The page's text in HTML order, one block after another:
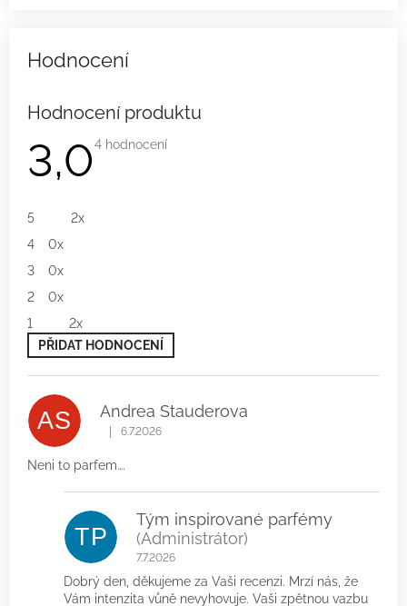
Hodnocení produktu
3,0Průměrné
4 hodnocení
5
2x
4
0x
3
0x
2
0x
1
2x
PŘIDAT HODNOCENÍ
p
i
s
o
AS Andrea Stauderova
Hodnocení produktu je 1 z 5 hvězdiček.
6.7.2026
Neni to parfem….
TP
Tým inspirované parfémy
(Administrátor)
7.7.2026
Dobrý den, děkujeme za Vaši recenzi. Mrzí nás, že
Vám intenzita vůně nevyhovuje. Vaši zpětnou vazbu